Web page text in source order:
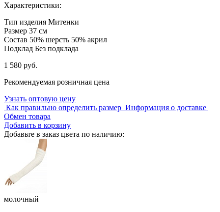
Характеристики:
Тип изделия Митенки
Размер 37 см
Состав 50% шерсть 50% акрил
Подклад Без подклада
1 580 руб.
Рекомендуемая розничная цена
Узнать оптовую цену
Как правильно определить размер Информация о доставке
Обмен товара
Добавить в корзину
Добавьте в заказ цвета по наличию:
молочный